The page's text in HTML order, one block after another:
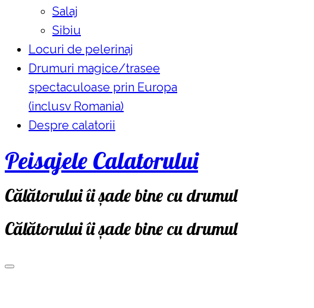
Salaj
Sibiu
Locuri de pelerinaj
Drumuri magice/trasee
spectaculoase prin Europa
(inclusv Romania)
Despre calatorii
Peisajele Calatorului
Călătorului îi șade bine cu drumul
Călătorului îi șade bine cu drumul